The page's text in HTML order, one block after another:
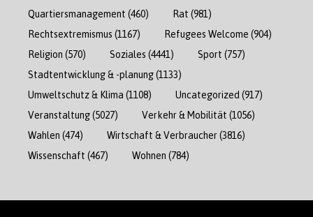
Quartiersmanagement (460) Rat (981)
Rechtsextremismus (1167) Refugees Welcome (904)
Religion (570) Soziales (4441) Sport (757)
Stadtentwicklung & -planung(1133)
Umweltschutz & Klima (1108) Uncategorized (917)
Veranstaltung(5027) Verkehr & Mobilität (1056)
Wahlen (474) Wirtschaft & Verbraucher(3816)
Wissenschaft (467) Wohnen (784)